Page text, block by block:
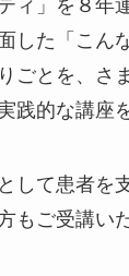
ィ」を８年
した「こん
ごとを、さ
践的な講座
して患者を
もご受講い